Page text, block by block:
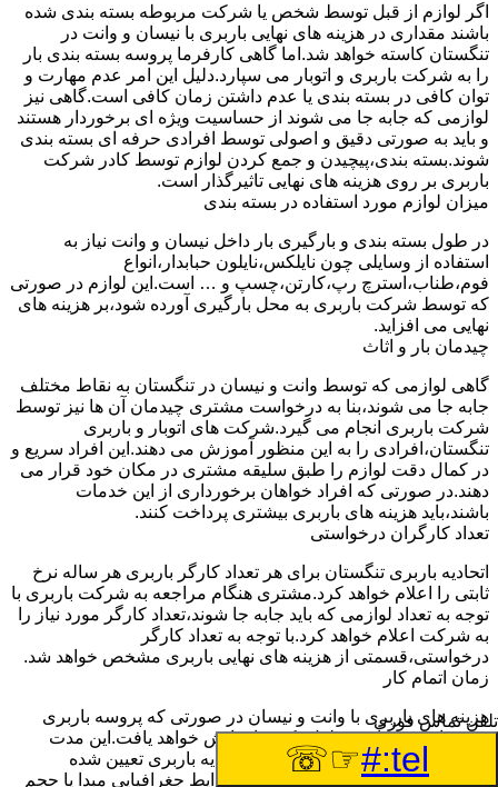
اگر لوازم از قبل توسط شخص یا شرکت مربوطه بسته بندی شده
باشند مقداری در هزینه های نهایی باربری با نیسان و وانت در
تنگستان کاسته خواهد شد.اما گاهی کارفرما پروسه بسته بندی بار
را به شرکت باربری و اتوبار می سپارد.دلیل این امر عدم مهارت و
توان کافی در بسته بندی یا عدم داشتن زمان کافی است.گاهی نیز
لوازمی که جابه جا می شوند از حساسیت ویژه ای برخوردار هستند
و باید به صورتی دقیق و اصولی توسط افرادی حرفه ای بسته بندی
شوند.بسته بندی،پیچیدن و جمع کردن لوازم توسط کادر شرکت
باربری بر روی هزینه های نهایی تاثیرگذار است.
میزان لوازم مورد استفاده در بسته بندی
در طول بسته بندی و بارگیری بار داخل نیسان و وانت نیاز به
استفاده از وسایلی چون نایلکس،نایلون حبابدار،انواع
فوم،طناب،استرچ رپ،کارتن،چسپ و … است.این لوازم در صورتی
که توسط شرکت باربری به محل بارگیری آورده شود،بر هزینه های
نهایی می افزاید.
چیدمان بار و اثاث
گاهی لوازمی که توسط وانت و نیسان در تنگستان به نقاط مختلف
جابه جا می شوند،بنا به درخواست مشتری چیدمان آن ها نیز توسط
شرکت باربری انجام می گیرد.شرکت های اتوبار و باربری
تنگستان،افرادی را به این منظور آموزش می دهند.این افراد سریع و
در کمال دقت لوازم را طبق سلیقه مشتری در مکان خود قرار می
دهند.در صورتی که افراد خواهان برخورداری از این خدمات
باشند،باید هزینه های باربری بیشتری پرداخت کنند.
تعداد کارگران درخواستی
اتحادیه باربری تنگستان برای هر تعداد کارگر باربری هر ساله نرخ
ثابتی را اعلام خواهد کرد.مشتری هنگام مراجعه به شرکت باربری با
توجه به تعداد لوازمی که باید جابه جا شوند،تعداد کارگر مورد نیاز را
به شرکت اعلام خواهد کرد.با توجه به تعداد کارگر
درخواستی،قسمتی از هزینه های نهایی باربری مشخص خواهد شد.
زمان اتمام کار
هزینه های باربری با وانت و نیسان در صورتی که پروسه باربری
بیشتر از سه ساعت طول بکشد،افزایش خواهد یافت.این مدت
زمان به صورت استادندارد توسط اتحادیه باربری تعیین شده
است.عواملی مثل آب وهوا،ترافیک،شرایط جغرافیایی مبدا یا حجم
تلفن تماس فوری
tel:#
☞☏